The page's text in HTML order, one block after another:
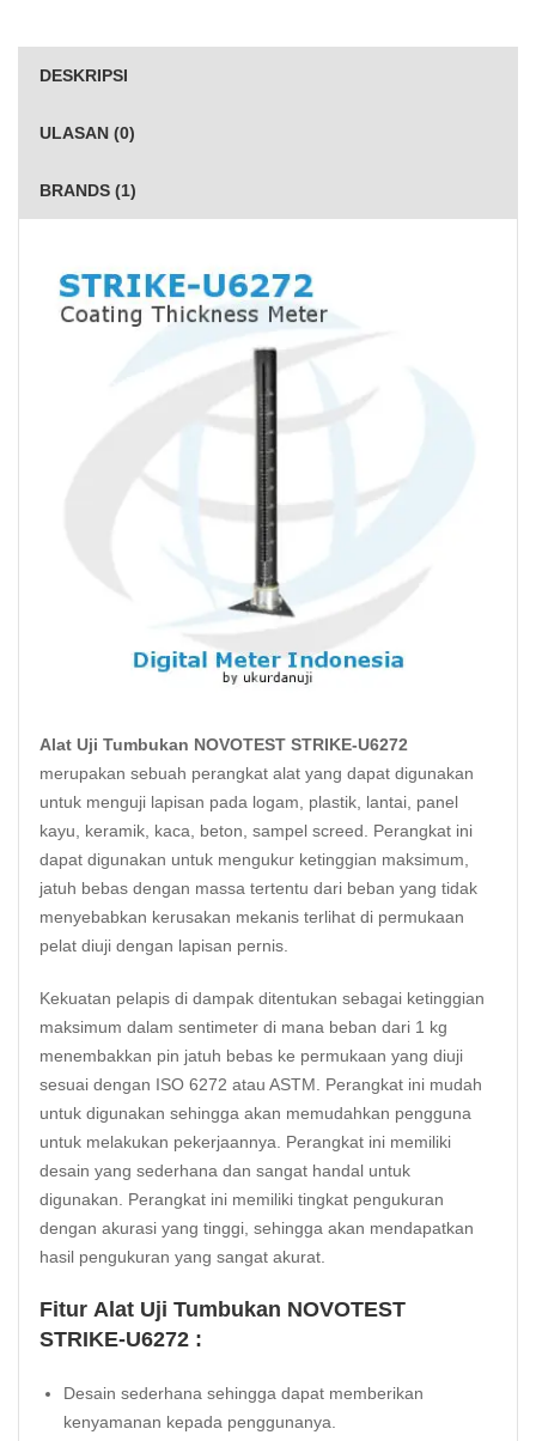
DESKRIPSI
ULASAN (0)
BRANDS (1)
Alat Uji Tumbukan NOVOTEST STRIKE-U6272
merupakan sebuah perangkat alat yang dapat digunakan
untuk menguji lapisan pada logam, plastik, lantai, panel
kayu, keramik, kaca, beton, sampel screed. Perangkat ini
dapat digunakan untuk mengukur ketinggian maksimum,
jatuh bebas dengan massa tertentu dari beban yang tidak
menyebabkan kerusakan mekanis terlihat di permukaan
pelat diuji dengan lapisan pernis.
Kekuatan pelapis di dampak ditentukan sebagai ketinggian
maksimum dalam sentimeter di mana beban dari 1 kg
menembakkan pin jatuh bebas ke permukaan yang diuji
sesuai dengan ISO 6272 atau ASTM. Perangkat ini mudah
untuk digunakan sehingga akan memudahkan pengguna
untuk melakukan pekerjaannya. Perangkat ini memiliki
desain yang sederhana dan sangat handal untuk
digunakan. Perangkat ini memiliki tingkat pengukuran
dengan akurasi yang tinggi, sehingga akan mendapatkan
hasil pengukuran yang sangat akurat.
Fitur Alat Uji Tumbukan NOVOTEST
STRIKE-U6272 :
Desain sederhana sehingga dapat memberikan
kenyamanan kepada penggunanya.